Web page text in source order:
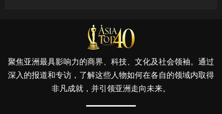
聚焦亚洲最具影响力的商界、科技、文化及社会领袖。通过
深入的报道和专访，了解这些人物如何在各自的领域内取得
非凡成就，并引领亚洲走向未来。